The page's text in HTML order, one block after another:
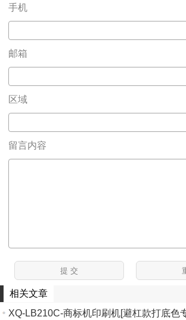
手机
邮箱
区域
留言内容
相关文章
XQ-LB210C-商标机印刷机[避杠款打底色